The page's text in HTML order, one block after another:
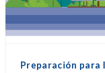
Preparación para